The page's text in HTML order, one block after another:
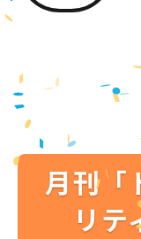
月刊「
リテ